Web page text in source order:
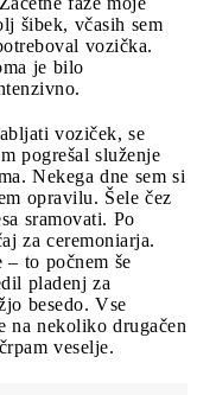
šibek, včasih sem
vozička.
je bilo
voziček, se
pogrešal služenje
Nekega dne sem si
opravilu. Šele čez
sramovati. Po
za ceremoniarja.
– to počnem še
pladenj za
besedo. Vse
na nekoliko drugačen
veselje.